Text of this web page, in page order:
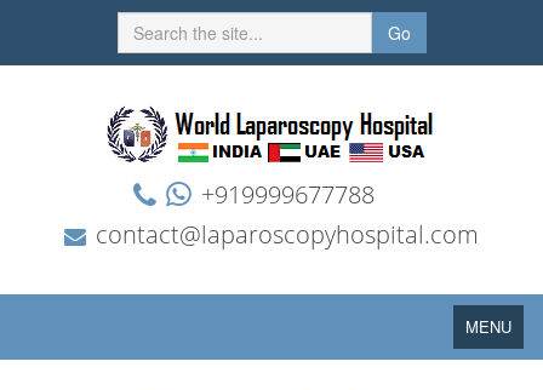
Go
+919999677788
contact@laparoscopyhospital.com
Toggle
navigation
MENU